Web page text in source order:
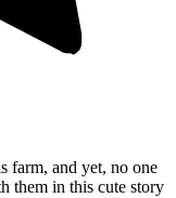
farm, and yet, no one
them in this cute story